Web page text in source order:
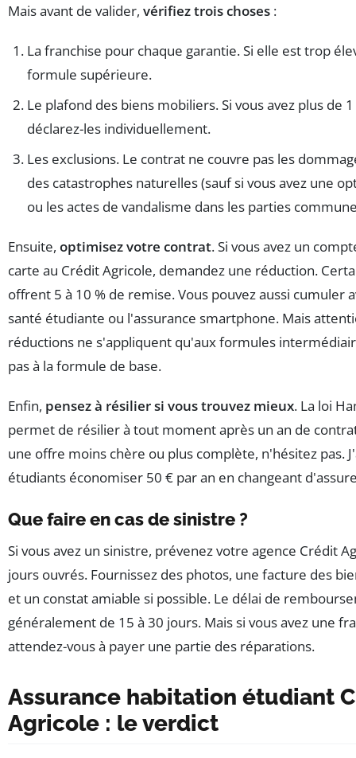
Mais avant de valider, vérifiez trois choses :
La franchise pour chaque garantie. Si elle est trop
formule supérieure.
Le plafond des biens mobiliers. Si vous avez plus de
déclarez-les individuellement.
Les exclusions. Le contrat ne couvre pas les
des catastrophes naturelles (sauf si vous avez une
ou les actes de vandalisme dans les parties
Ensuite, optimisez votre contrat. Si vous avez un
carte au Crédit Agricole, demandez une réduction.
offrent 5 à 10 % de remise. Vous pouvez aussi cumuler
santé étudiante ou l'assurance smartphone. Mais
réductions ne s'appliquent qu'aux formules
pas à la formule de base.
Enfin, pensez à résilier si vous trouvez mieux. La loi
permet de résilier à tout moment après un an de
une offre moins chère ou plus complète, n'hésitez pas.
étudiants économiser 50 € par an en changeant
Que faire en cas de sinistre ?
Si vous avez un sinistre, prévenez votre agence Crédit
jours ouvrés. Fournissez des photos, une facture des
et un constat amiable si possible. Le délai de
généralement de 15 à 30 jours. Mais si vous avez une
attendez-vous à payer une partie des réparations.
Assurance habitation étudiant
Agricole : le verdict